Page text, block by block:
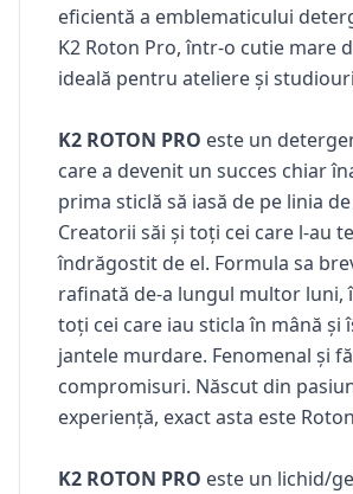
eficientă a emblematicului
K2 Roton Pro,într-o cutie mare
ideală pentru ateliere și
K2 ROTON PRO este un
care a devenit un succes chiar
prima sticlă să iasă de pe linia
Creatorii săi și toți cei care l-au
îndrăgostit de el. Formula sa
rafinată de-a lungul multor luni,
toți cei care iau sticla în mână și
jantele murdare. Fenomenal și
compromisuri. Născut din
experiență, exact asta este
K2 ROTON PRO este un lichid/